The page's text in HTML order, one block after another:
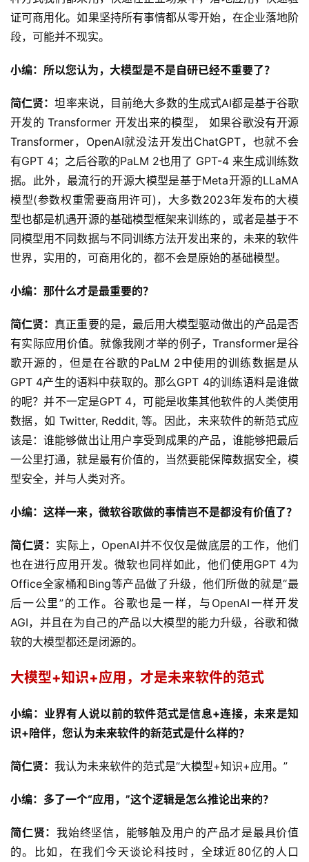
首
页
业
人
智
深
度
证可商用化。如果坚持所有事情都从零开始，在企业落地阶
段，可能并不现实。
小编：所以您认为，大模型是不是自研已经不重要了？
简仁贤：坦率来说，目前绝大多数的生成式AI都是基于谷歌
开发的 Transformer 开发出来的模型， 如果谷歌没有开源
Transformer，OpenAI就没法开发出ChatGPT，也就不会
有GPT 4；之后谷歌的PaLM 2也用了 GPT-4 来生成训练数
据。
此外，最流行的开源大模型是基于Meta开源的LLaMA
模型(参数权重需要商用许可)，大多数2023年发布的大模
型也都是机遇开源的基础模型框架来训练的，或者是基于不
同模型用不同数据与不同训练方法开发出来的，未来的软件
世界，实用的，可商用化的，都不会是原始的基础模型。
小编：那什么才是最重要的？
简仁贤： 真正重要的是，最后用大模型驱动做出的产品是否
有实际应用价值。就像我刚才举的例子，Transformer是谷
歌开源的，但是在谷歌的PaLM 2中使用的训练数据是从
GPT 4产生的语料中获取的。那么GPT 4的训练语料是谁做
的呢？并不一定是GPT 4，可能是收集其他软件的人类使用
数据，如 Twitter, Reddit, 等。因此，未来软件的新范式应
该是：谁能够做出让用户享受到成果的产品，谁能够把最后
一公里打通，就是最有价值的，当然要能保障数据安全，模
型安全，并与人类对齐。
小编：这样一来，微软谷歌做的事情岂不是都没有价值了？
简仁贤： 实际上，OpenAI并不仅仅是做底层的工作，他们
也在进行应用开发。微软也同样如此，他们使用GPT 4为
Office全家桶和Bing等产品做了升级，他们所做的就是“最
后一公里”的工作。谷歌也是一样，与OpenAI一样开发
AGI，并且在为自己的产品以大模型的能力升级，谷歌和微
软的大模型都还是闭源的。
大模型+知识+应用，才是未来软件的范式
小编：业界有人说以前的软件范式是信息+连接，未来是知
识+陪伴，您认为未来软件的新范式是什么样的？
简仁贤： 我认为未来软件的范式是“大模型+知识+应用。”
小编：多了一个“应用，”这个逻辑是怎么推论出来的？
简仁贤： 我始终坚信，能够触及用户的产品才是最具价值
的。比如，在我们今天谈论科技时，全球近80亿的人口